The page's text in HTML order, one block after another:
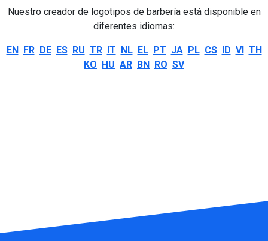
Nuestro creador de logotipos de barbería está disponible en
diferentes idiomas:
EN FR DE ES RU TR IT NL EL PT JA PL CS ID VI TH
KO HU AR BN RO SV